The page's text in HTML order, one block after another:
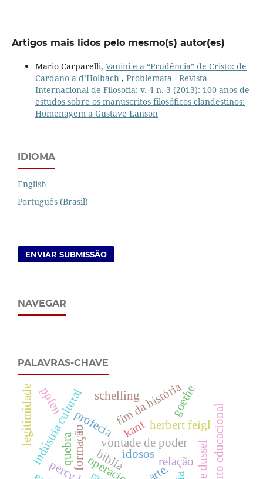
Artigos mais lidos pelo mesmo(s) autor(es)
Mario Carparelli, Vanini e a “Prudência” de Cristo: de
Cardano a d’Holbach , Problemata - Revista
Internacional de Filosofia: v. 4 n. 3 (2013): 100 anos de
estudos sobre os manuscritos filosóficos clandestinos:
Homenagem a Gustave Lanson
IDIOMA
English
Português (Brasil)
ENVIAR SUBMISSÃO
NAVEGAR
PALAVRAS-CHAVE
kant herbert feigl
bíblia
profecia produto educacional
relação
vontade de poder
formação
indústria cultural fim da história
idosos
arte.
schelling
legitimidade goethe
quebra
ppfen